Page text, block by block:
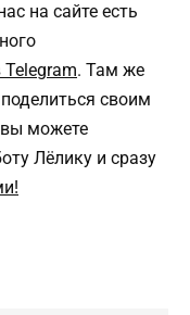
на сайте есть
Telegram. Там же
своим
можете
Лёлику и сразу